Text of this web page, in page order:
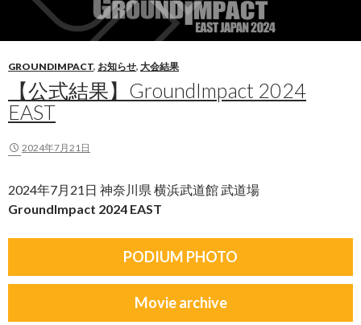
GROUNDIMPACT, お知らせ, 大会結果
【公式結果】GroundImpact 2024
EAST
2024年7月21日
2024年7月21日 神奈川県 横浜武道館 武道場
GroundImpact 2024 EAST
PODIUM PHOTO
Movie archive